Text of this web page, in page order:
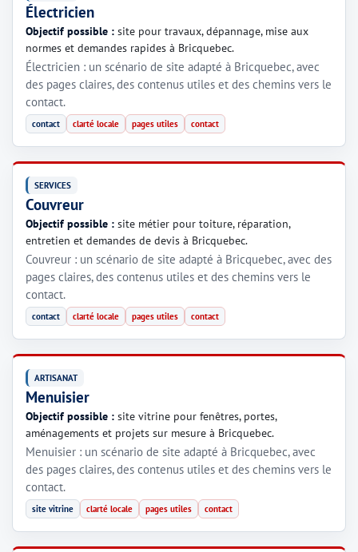
Électricien
Objectif possible : site pour travaux, dépannage, mise aux
normes et demandes rapides à Bricquebec.
Électricien : un scénario de site adapté à Bricquebec, avec
des pages claires, des contenus utiles et des chemins vers le
contact.
contact clarté locale pages utiles contact
SERVICES
Couvreur
Objectif possible : site métier pour toiture, réparation,
entretien et demandes de devis à Bricquebec.
Couvreur : un scénario de site adapté à Bricquebec, avec des
pages claires, des contenus utiles et des chemins vers le
contact.
contact clarté locale pages utiles contact
ARTISANAT
Menuisier
Objectif possible : site vitrine pour fenêtres, portes,
aménagements et projets sur mesure à Bricquebec.
Menuisier : un scénario de site adapté à Bricquebec, avec
des pages claires, des contenus utiles et des chemins vers le
contact.
site vitrine clarté locale pages utiles contact